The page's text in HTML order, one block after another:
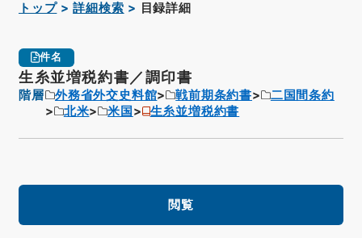
トップ 詳細検索 目録詳細
件名
生糸並増税約書／調印書
階層 外務省外交史料館 戦前期条約書
二国間条約
北米
米国 生糸並増税約書
閲覧